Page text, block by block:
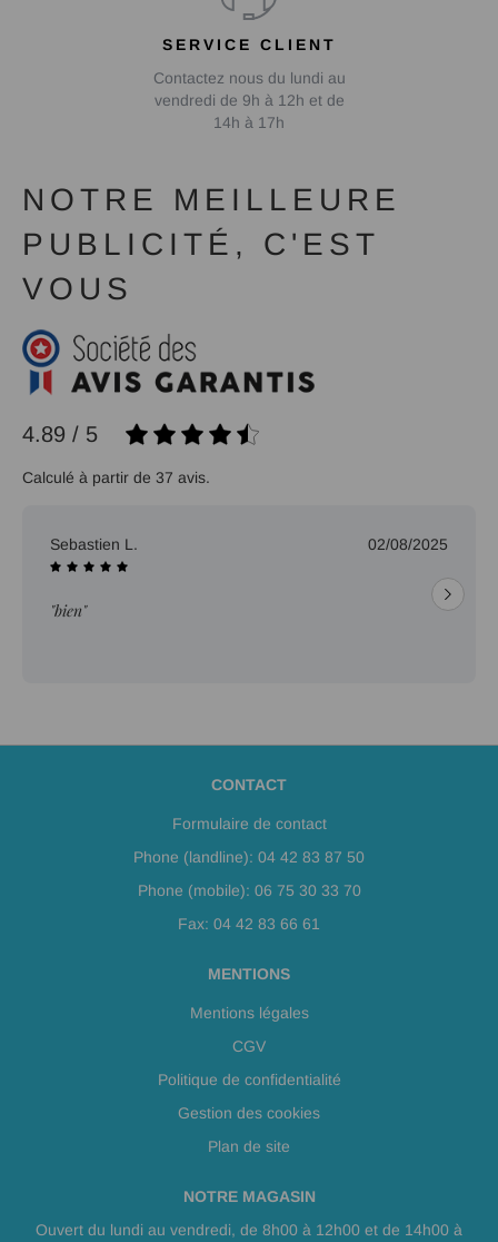
SERVICE CLIENT
Contactez nous du lundi au
vendredi de 9h à 12h et de
14h à 17h
NOTRE MEILLEURE
PUBLICITÉ, C'EST
VOUS
4.89 / 5
Calculé à partir de 37 avis.
Sebastien L. 02/08/2025
"bien"
CONTACT
Formulaire de contact
Phone (landline): 04 42 83 87 50
Phone (mobile): 06 75 30 33 70
Fax: 04 42 83 66 61
MENTIONS
Mentions légales
CGV
Politique de confidentialité
Gestion des cookies
Plan de site
NOTRE MAGASIN
Ouvert du lundi au vendredi, de 8h00 à 12h00 et de 14h00 à